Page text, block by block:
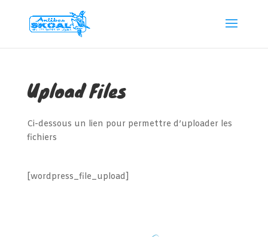
Upload Files
Ci-dessous un lien pour permettre d’uploader les
fichiers
[wordpress_file_upload]